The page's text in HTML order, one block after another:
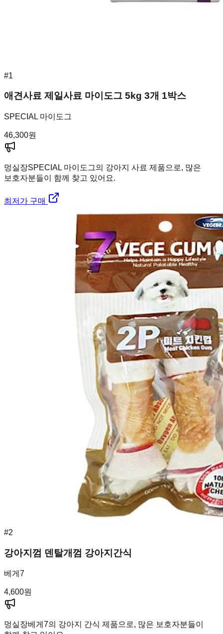
#1
애견사료 제일사료 마이도그 5kg 3개 1박스
SPECIAL 마이도그
46,300원
멍실장SPECIAL 마이도그의 강아지 사료 제품으로, 많은
보호자분들이 함께 찾고 있어요.
최저가 구매
#2
강아지껌 덴탈개껌 강아지간식
베게7
4,600원
멍실장베게7의 강아지 간식 제품으로, 많은 보호자분들이